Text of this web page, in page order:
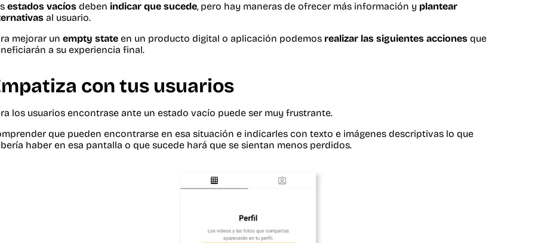
estados vacíos deben indicar que sucede, pero hay maneras de ofrecer más información y plantear
al usuario.
mejorar un empty state en un producto digital o aplicación podemos realizar las siguientes acciones que
a su experiencia final.
con tus usuarios
los usuarios encontrase ante un estado vacío puede ser muy frustrante.
que pueden encontrarse en esa situación e indicarles con texto e imágenes descriptivas lo que
haber en esa pantalla o que sucede hará que se sientan menos perdidos.